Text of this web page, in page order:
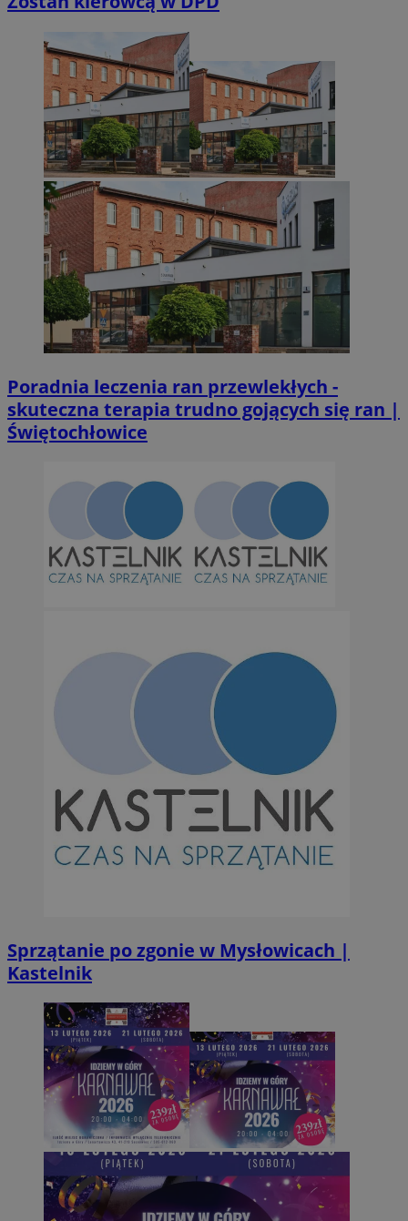
Poradnia leczenia ran przewlekłych -
skuteczna terapia trudno gojących się ran |
Świętochłowice
Sprzątanie po zgonie w Mysłowicach |
Kastelnik